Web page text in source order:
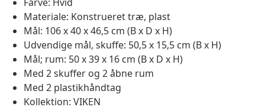
Materiale: Konstrueret træ, plast
Mål: 106 x 40 x 46,5 cm (B x D x H)
Udvendige mål, skuffe: 50,5 x 15,5 cm (B x H)
Mål; rum: 50 x 39 x 16 cm (B x D x H)
Med 2 skuffer og 2 åbne rum
Med 2 plastikhåndtag
Kollektion: VIKEN